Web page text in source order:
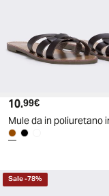
Prezzo attuale
10.99€
Sale-78%